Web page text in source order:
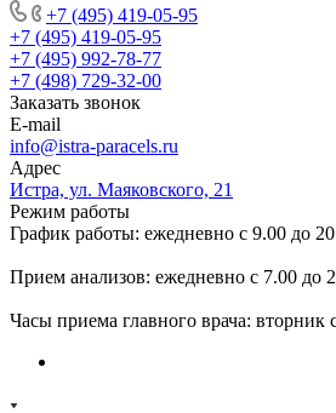
+7 (495) 419-05-95
+7 (495) 419-05-95
+7 (495) 992-78-77
+7 (498) 729-32-00
Заказать звонок
E-mail
info@istra-paracels.ru
Адрес
Истра, ул. Маяковского, 21
Режим работы
График работы: ежедневно с 9.00 до
Прием анализов: ежедневно с 7.00 до
Часы приема главного врача: вторник